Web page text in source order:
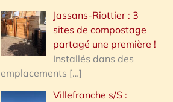
Jassans-Riottier : 3
sites de compostage
partagé une première !
Installés dans des
emplacements […]
Villefranche s/S :